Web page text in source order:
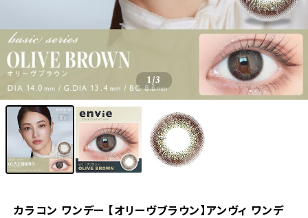
1/3
カラコン ワンデー 【オリーヴブラウン】アンヴィ ワンデ